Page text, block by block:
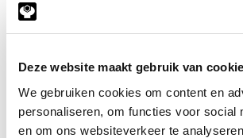
Deze website maakt gebruik van
We gebruiken cookies om content en
personaliseren, om functies voor social
en om ons websiteverkeer te